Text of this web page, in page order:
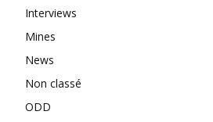
Interviews
Mines
News
Non classé
ODD